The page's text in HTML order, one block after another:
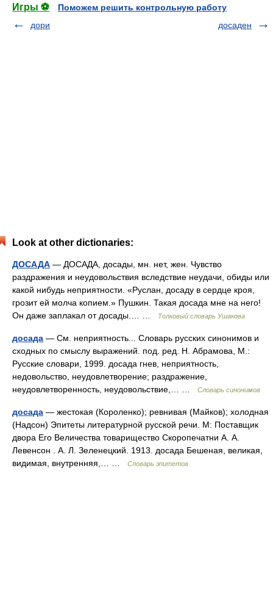
Игры ⚽
Поможем решить контрольную работу
дори
досаден
Look at other dictionaries:
ДОСАДА — ДОСАДА, досады, мн. нет, жен. Чувство
раздражения и неудовольствия вследствие неудачи, обиды или
какой нибудь неприятности. «Руслан, досаду в сердце кроя,
грозит ей молча копием.» Пушкин. Такая досада мне на него!
Он даже заплакал от досады.… …
Толковый словарь Ушакова
досада — См. неприятность... Словарь русских синонимов и
сходных по смыслу выражений. под. ред. Н. Абрамова, М.:
Русские словари, 1999. досада гнев, неприятность,
недовольство, неудовлетворение; раздражение,
неудовлетворенность, неудовольствие,… …
Словарь синонимов
досада — жестокая (Короленко); ревнивая (Майков); холодная
(Надсон) Эпитеты литературной русской речи. М: Поставщик
двора Его Величества товарищество Скоропечатни А. А.
Левенсон . А. Л. Зеленецкий. 1913. досада Бешеная, великая,
видимая, внутренняя,… …
Словарь эпитетов